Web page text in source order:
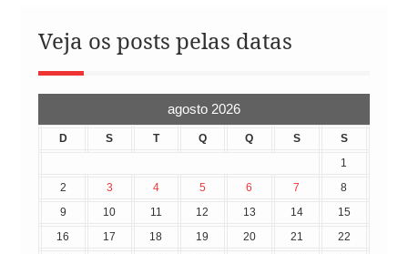
Veja os posts pelas datas
agosto 2026
D S T Q Q S
S
1
2
3 4 5 6 7
8
9
10 11 12 13 14
15
16
17 18 19 20 21
22